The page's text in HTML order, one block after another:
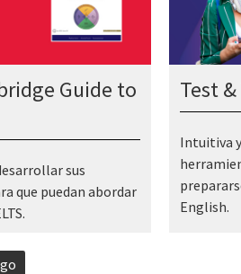
Guide to
sus
que puedan abordar
Test
Intuitiva
English.